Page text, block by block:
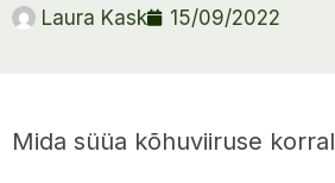
Laura Kask 15/09/2022
Mida süüa kõhuviiruse korral